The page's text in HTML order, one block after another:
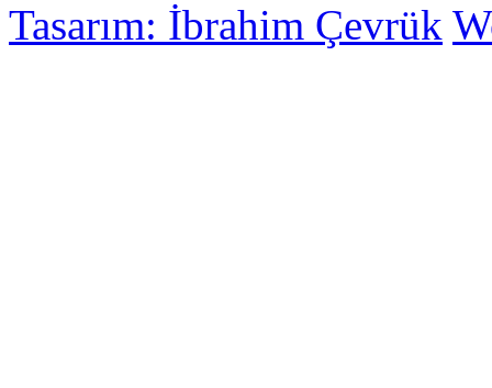
Tasarım: İbrahim Çevrük